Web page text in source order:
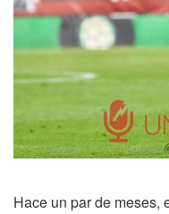
Hace un par de